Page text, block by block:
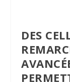
DES